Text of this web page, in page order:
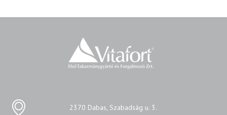
2370 Dabas, Szabadság u. 3.